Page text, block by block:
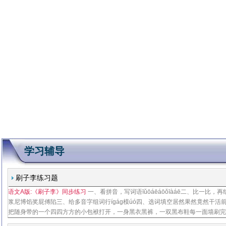
学习辅导
刷子李练习题
语文A版:《刷子李》同步练习 一、看拼音，写词语īǔōáēáōǒīàáē二、比一比，再
浆尼博馅奖屁傅陷三、给多音字组词行íɡáɡ模úó四、选词填空居然果然竟然干活
把随身带的一个四四方方的小包袱打开，一身黑衣黑裤，一双黑布鞋每一面墙刷
搜索一遍，连一个芝麻大小的粉点也没发现曹小三给他点烟时，看见刷子李裤子